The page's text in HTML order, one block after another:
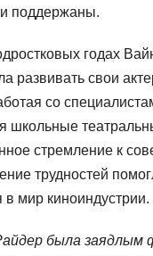
поддержаны.
годах
развивать свои
со
школьные
стремление к
трудностей
в мир киноиндустрии.
была заядлым